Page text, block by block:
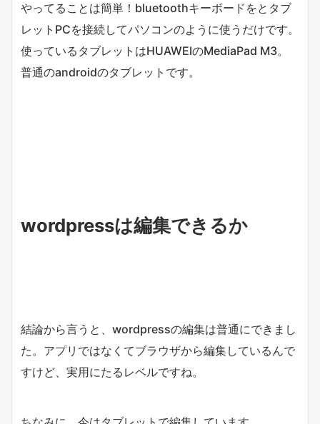
やってることは簡単！bluetoothキーボードをとタブ
レットPCを接続してパソコンのように使うだけです。
使っているタブレットはHUAWEIのMediaPad M3。
普通のandroidのタブレットです。
wordpressは編集できるか
結論から言うと、wordpressの編集は普通にできまし
た。アプリではなくてブラウザから編集しているんで
すけど、実用にたるレベルですね。